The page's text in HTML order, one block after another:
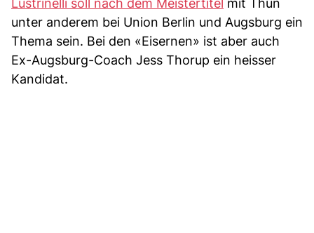
Lustrinelli soll nach dem Meistertitel mit Thun
unter anderem bei Union Berlin und Augsburg ein
Thema sein. Bei den «Eisernen» ist aber auch
Ex-Augsburg-Coach Jess Thorup ein heisser
Kandidat.